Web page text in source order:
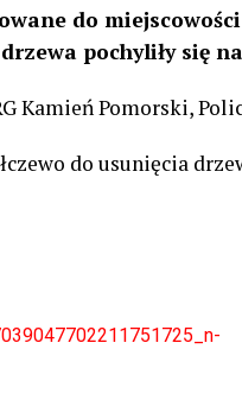
do
pochyliły się
Kamień Pomorski,
do usunięcia